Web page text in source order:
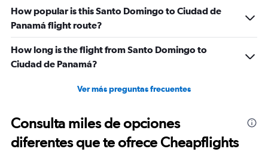
How popular is this Santo Domingo to Ciudad de
Panamá flight route?
How long is the flight from Santo Domingo to
Ciudad de Panamá?
Ver más preguntas frecuentes
Consulta miles de opciones
diferentes que te ofrece Cheapflights